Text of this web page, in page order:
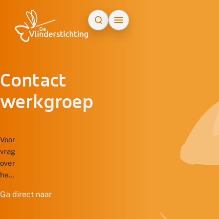
Contact
werkgroep
Voor
vragen
over
het
administratieve
Ga direct naar